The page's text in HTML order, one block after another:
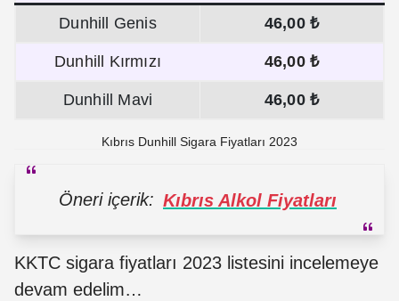
Dunhill Genis 46,00 ₺
Dunhill Kırmızı 46,00 ₺
Dunhill Mavi 46,00 ₺
Kıbrıs Dunhill Sigara Fiyatları 2023
Öneri içerik: Kıbrıs Alkol Fiyatları
KKTC sigara fiyatları 2023 listesini incelemeye
devam edelim…